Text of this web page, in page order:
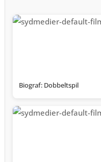
Biograf: Dobbeltspil